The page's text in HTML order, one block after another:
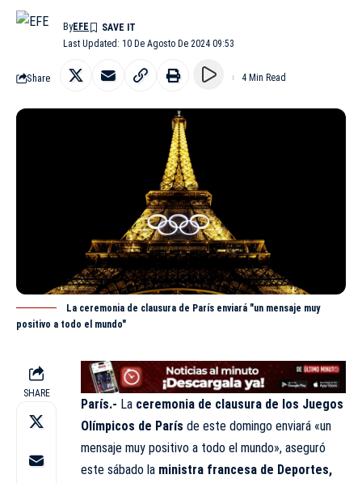
Last Updated: 10 De Agosto De 2024 09:53
ByEFE
Share 4 Min Read
La ceremonia de clausura de París enviará "un mensaje muy
positivo a todo el mundo"
SHARE
París.- La ceremonia de clausura de los Juegos
Olímpicos de París de este domingo enviará «un
mensaje muy positivo a todo el mundo», aseguró
este sábado la ministra francesa de Deportes,